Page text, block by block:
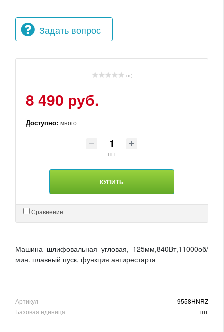
Задать вопрос
( 0 )
8 490 руб.
Доступно: много
шт
КУПИТЬ
Сравнение
Машина шлифовальная угловая, 125мм,840Вт,11000об/
мин. плавный пуск, функция антирестарта
Артикул
9558HNRZ
Базовая единица
шт